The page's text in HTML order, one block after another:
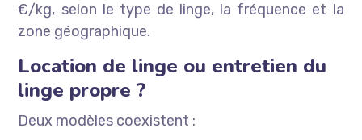
€/kg, selon le type de linge, la fréquence et la
zone géographique.
Location de linge ou entretien du
linge propre ?
Deux modèles coexistent :